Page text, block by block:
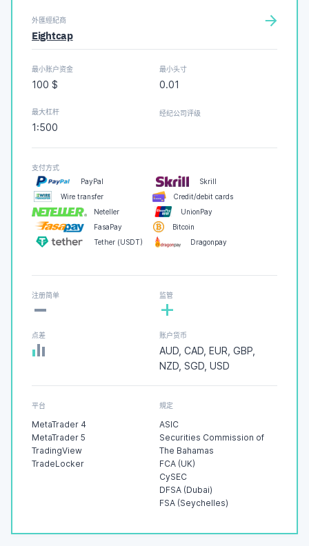
外匯經紀商
Eightcap
最小账户资金
100 $
最小头寸
0.01
最大杠杆
1:500
经纪公司评级
支付方式
PayPal
Skrill
Wire transfer
Credit/debit cards
Neteller
UnionPay
FasaPay
Bitcoin
Tether (USDT)
Dragonpay
注册简单
- 监管
+
点差 账户货币
AUD, CAD, EUR, GBP,
NZD, SGD, USD
平台
MetaTrader 4
MetaTrader 5
TradingView
TradeLocker
規定
ASIC
Securities Commission of
The Bahamas
FCA (UK)
CySEC
DFSA (Dubai)
FSA (Seychelles)